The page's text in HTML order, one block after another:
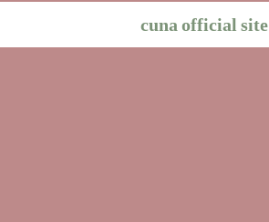
cuna official site